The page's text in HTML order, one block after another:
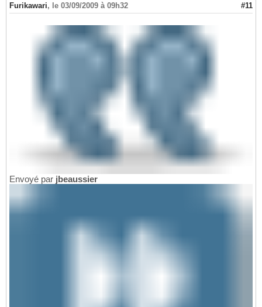
Furikawari, le 03/09/2009 à 09h32 #11
Envoyé par jbeaussier